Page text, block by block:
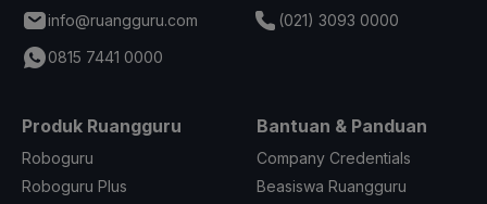
info@ruangguru.com
(021) 3093 0000
0815 7441 0000
Produk Ruangguru
Roboguru
Roboguru Plus
Bantuan & Panduan
Company Credentials
Beasiswa Ruangguru